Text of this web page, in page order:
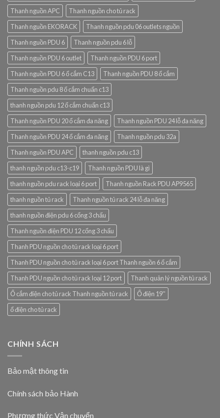
Thanh nguồn APC
Thanh nguồn cho tủ rack
Thanh nguồn EKORACK
Thanh nguồn pdu 06 outlets nguồn
Thanh nguồn PDU 6
Thanh nguồn pdu 6 lỗ
Thanh nguồn PDU 6 outlet
Thanh nguồn PDU 6 port
Thanh nguồn PDU 6 ổ cắm C13
Thanh nguồn PDU 8 ổ cắm
Thanh nguồn pdu 8 ổ cắm chuẩn c13
thanh nguồn pdu 12 ổ cắm chuẩn c13
Thanh nguồn PDU 20 ổ cắm đa năng
Thanh nguồn PDU 24 lỗ đa năng
Thanh nguồn PDU 24 ổ cắm đa năng
Thanh nguồn pdu 32a
Thanh nguồn PDU APC
thanh nguồn pdu c13
thanh nguồn pdu c13-c19
Thanh nguồn PDU là gì
thanh nguồn pdu rack loại 6 port
Thanh nguồn Rack PDU AP9565
thanh nguồn tủ rack
Thanh nguồn tủ rack 24 lỗ đa năng
thanh nguồn điện pdu 6 cổng 3 chấu
Thanh nguồn điện PDU 12 cổng 3 chấu
Thanh PDU nguồn cho tủ rack loại 6 port
Thanh PDU nguồn cho tủ rack loại 6 port Thanh nguồn 6 ổ cắm
Thanh PDU nguồn cho tủ rack loại 12 port
Thanh quản lý nguồn tủ rack
Ổ cắm điện cho tủ rack Thanh nguồn tủ rack
Ổ điện 19''
ổ điện cho tủ rack
CHÍNH SÁCH
Bảo mật thông tin
Chính sách bảo Hành
Phương thức Vận chuyển